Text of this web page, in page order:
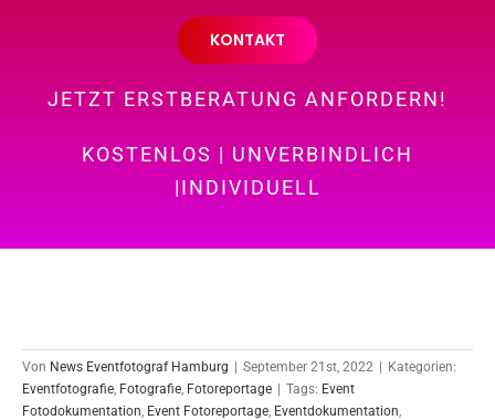
KONTAKT
JETZT ERSTBERATUNG ANFORDERN!
KOSTENLOS | UNVERBINDLICH
|INDIVIDUELL
Von News Eventfotograf Hamburg | September 21st, 2022 | Kategorien:
Eventfotografie Fotografie Fotoreportage | Tags: Event
Fotodokumentation Event Fotoreportage Eventdokumentation